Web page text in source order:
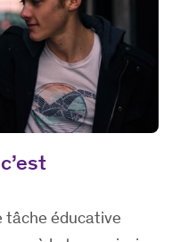
tâche éducative